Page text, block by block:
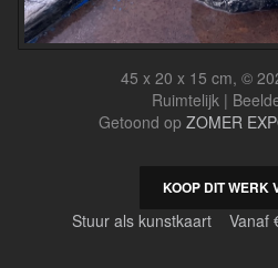
45 x 20 x 15 cm, ©
Ruimtelijk |
Getoond op ZOMER
KOOP DIT WERK
Stuur als kunstkaart Vanaf